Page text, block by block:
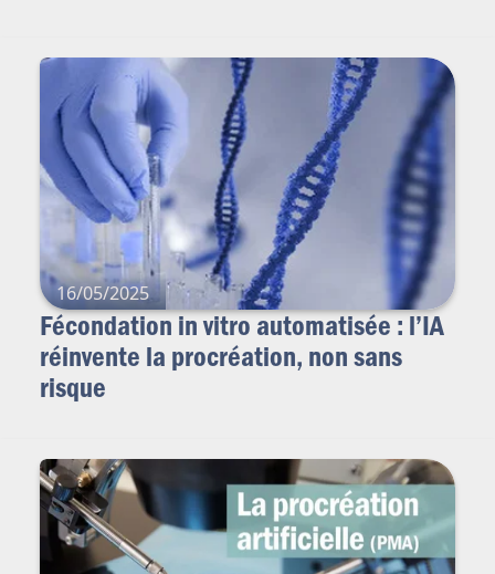
16/05/2025
Fécondation in vitro automatisée : l’IA
réinvente la procréation, non sans
risque